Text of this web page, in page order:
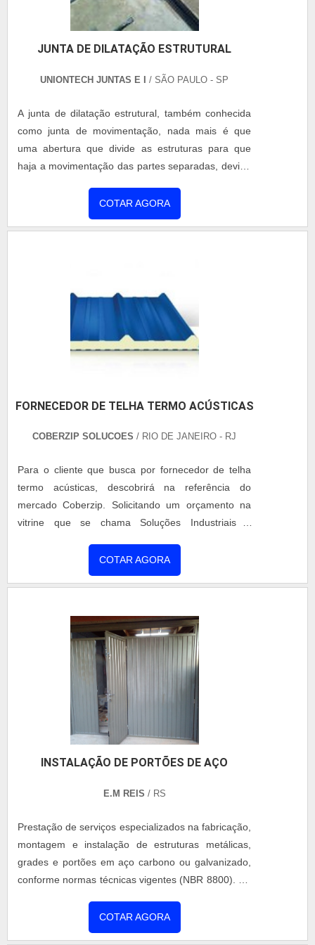
JUNTA DE DILATAÇÃO ESTRUTURAL
UNIONTECH JUNTAS E I/ SÃO PAULO - SP
A junta de dilatação estrutural, também conhecida
como junta de movimentação, nada mais é que
transporte. Esse método pode ser utilizado em todo
tipo de estrutura de grandes dimensões de como
por exemplo: Construções de viadutos, Pontes,
Túneis, Estacionamen....
COTAR AGORA
FORNECEDOR DE TELHA TERMO ACÚSTICAS
COBERZIP SOLUCOES / RIO DE JANEIRO - RJ
Para o cliente que busca por fornecedor de telha
termo acústicas, descobrirá na referência do
conhecendo a sofisticação, qualidade e preço justo
em um só lugar.UM POUCO MAIS SOBRE
FORNECEDOR DE TELHA TERMO
ACÚSTICASQuem quer achar fornecedor de telhas
termo acústicas em uma empresa inovadora,
descobre o site da Coberzip. Uma empresa com
alto know-how em reformas/retrofit e telha zipada,
garantir a qualidade final para cada cliente.Ainda
produtos e serviços com ótima qualidade e
excelente custo-benefício, detalhes primordiais que
são deixados de lado por muitas empresas que não
focam na fidelização do cliente.Existem muitas
COTAR AGORA
INSTALAÇÃO DE PORTÕES DE AÇO
E.M REIS/ RS
Prestação de serviços especializados na fabricação,
montagem e instalação de estruturas metálicas,